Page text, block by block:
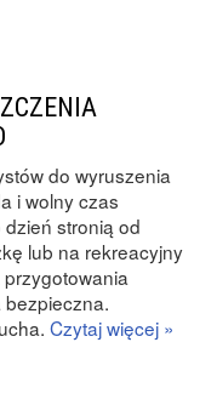
do wyruszenia
i wolny czas
stronią od
lub na rekreacyjny
bezpieczna.
Czytaj więcej »